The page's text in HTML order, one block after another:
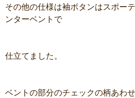
その他の仕様は袖ボタンはスポー
ンターベントで
仕立てました。
ベントの部分のチェックの柄あわ